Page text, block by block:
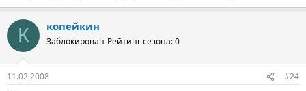
К копейкин
Заблокирован Рейтинг сезона: 0
11.02.2008 #24